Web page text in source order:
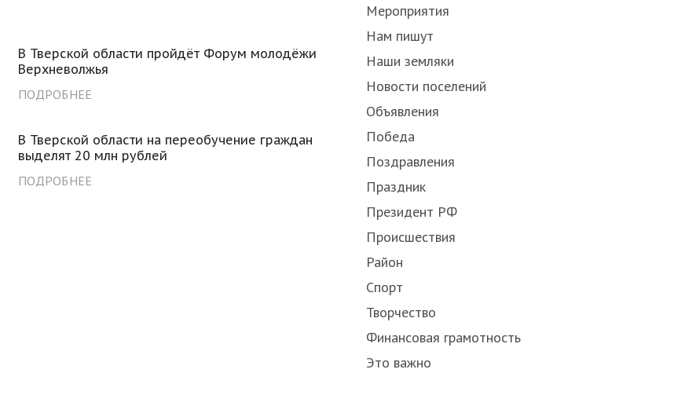
В Тверской области пройдёт Форум молодёжи
Верхневолжья
ПОДРОБНЕЕ
В Тверской области на переобучение граждан
выделят 20 млн рублей
ПОДРОБНЕЕ
Мероприятия
Нам пишут
Наши земляки
Новости поселений
Объявления
Победа
Поздравления
Праздник
Президент РФ
Происшествия
Район
Спорт
Творчество
Финансовая грамотность
Это важно